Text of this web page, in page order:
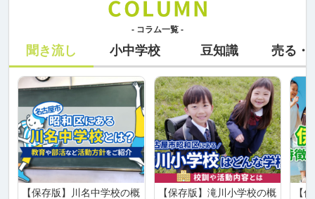
- コラム一覧 -
聞き流し 小中学校 豆知識 売る・
【保存版】川名中学校の概
【保存版】滝川小学校の概
【